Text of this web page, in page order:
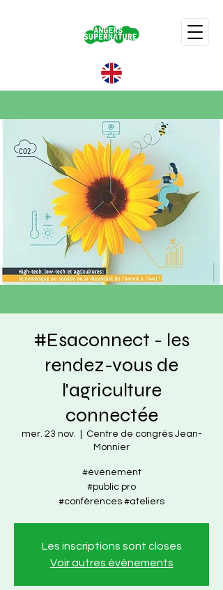
#Esaconnect - les
rendez-vous de
l'agriculture
connectée
mer. 23 nov.
Centre de congrès Jean-
Monnier
#événement
#public pro
#conférences #ateliers
Les inscriptions sont closes
Voir autres événements